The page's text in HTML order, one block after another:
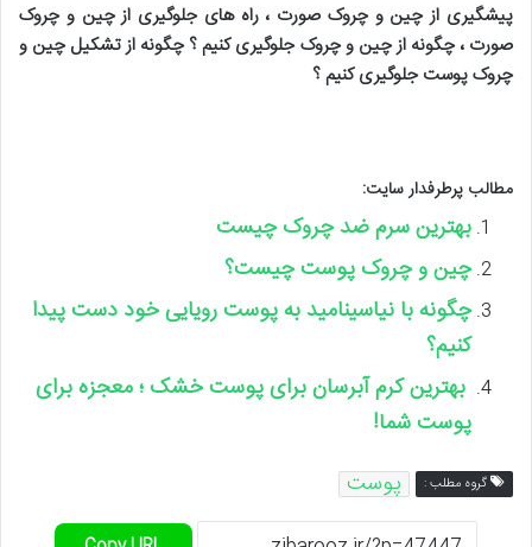
پیشگیری از چین و چروک صورت ، راه های جلوگیری از چین و چروک
صورت ، چگونه از چین و چروک جلوگیری کنیم ؟ چگونه از تشکیل چین و
چروک پوست جلوگیری کنیم ؟
مطالب پرطرفدار سایت:
بهترین سرم ضد چروک چیست
چین و چروک پوست چیست؟
چگونه با نیاسینامید به پوست رویایی خود دست پیدا
کنیم؟
بهترین کرم آبرسان برای پوست خشک ؛ معجزه برای
پوست شما!
گروه مطلب : پوست